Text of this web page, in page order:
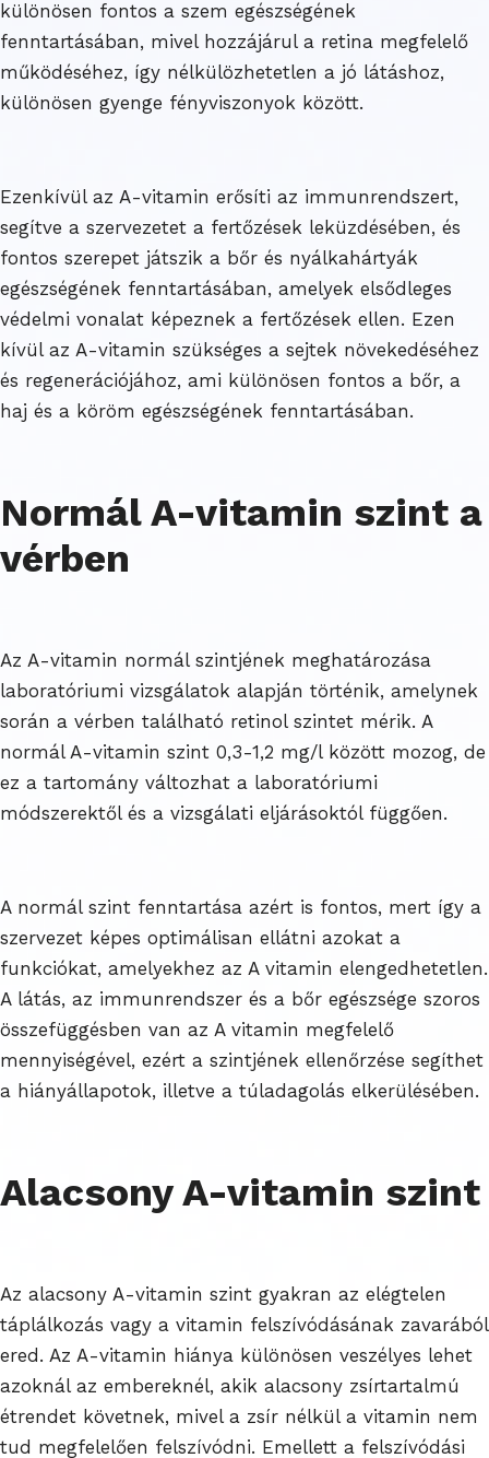
különösen fontos a szem egészségének
fenntartásában, mivel hozzájárul a retina megfelelő
működéséhez, így nélkülözhetetlen a jó látáshoz,
különösen gyenge fényviszonyok között.
Ezenkívül az A-vitamin erősíti az immunrendszert,
segítve a szervezetet a fertőzések leküzdésében, és
fontos szerepet játszik a bőr és nyálkahártyák
egészségének fenntartásában, amelyek elsődleges
védelmi vonalat képeznek a fertőzések ellen. Ezen
kívül az A-vitamin szükséges a sejtek növekedéséhez
és regenerációjához, ami különösen fontos a bőr, a
haj és a köröm egészségének fenntartásában.
Normál A-vitamin szint a
vérben
Az A-vitamin normál szintjének meghatározása
laboratóriumi vizsgálatok alapján történik, amelynek
során a vérben található retinol szintet mérik. A
normál A-vitamin szint 0,3-1,2 mg/l között mozog, de
ez a tartomány változhat a laboratóriumi
módszerektől és a vizsgálati eljárásoktól függően.
A normál szint fenntartása azért is fontos, mert így a
szervezet képes optimálisan ellátni azokat a
funkciókat, amelyekhez az A vitamin elengedhetetlen.
A látás, az immunrendszer és a bőr egészsége szoros
összefüggésben van az A vitamin megfelelő
mennyiségével, ezért a szintjének ellenőrzése segíthet
a hiányállapotok, illetve a túladagolás elkerülésében.
Alacsony A-vitamin szint
Az alacsony A-vitamin szint gyakran az elégtelen
táplálkozás vagy a vitamin felszívódásának zavarából
ered. Az A-vitamin hiánya különösen veszélyes lehet
azoknál az embereknél, akik alacsony zsírtartalmú
étrendet követnek, mivel a zsír nélkül a vitamin nem
tud megfelelően felszívódni. Emellett a felszívódási